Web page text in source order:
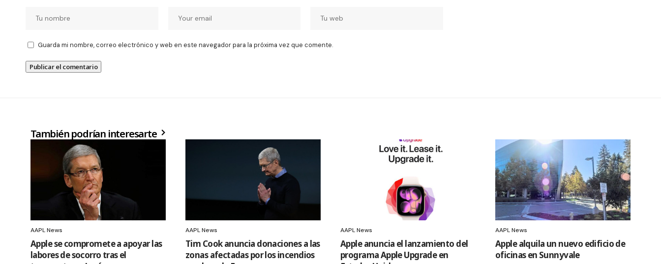
Guarda mi nombre, correo electrónico y web en este navegador para la próxima vez que comente.
También podrían interesarte
AAPL News
Apple se compromete a apoyar las
labores de socorro tras el
AAPL News
Tim Cook anuncia donaciones a las
zonas afectadas por los incendios
AAPL News
Apple anuncia el lanzamiento del
programa Apple Upgrade en
AAPL News
Apple alquila un nuevo edificio de
oficinas en Sunnyvale